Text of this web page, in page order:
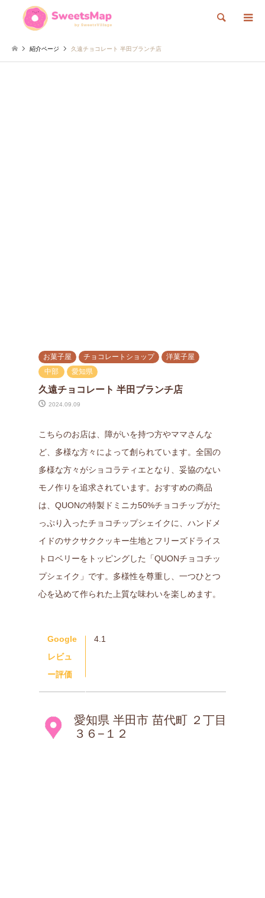
検索
紹介ページ 久遠チョコレート 半田ブランチ店
お菓子屋 チョコレートショップ
洋菓子屋
中部
愛知県
久遠チョコレート 半田ブランチ店
2024.09.09
こちらのお店は、障がいを持つ方やママさんな
ど、多様な方々によって創られています。全国の
多様な方々がショコラティエとなり、妥協のない
モノ作りを追求されています。おすすめの商品
は、QUONの特製ドミニカ50%チョコチップがた
っぷり入ったチョコチップシェイクに、ハンドメ
イドのサクサククッキー生地とフリーズドライス
トロベリーをトッピングした「QUONチョコチッ
プシェイク」です。多様性を尊重し、一つひとつ
心を込めて作られた上質な味わいを楽しめます。
Google
レビュ
ー評価
4.1
愛知県 半田市 苗代町 ２丁目
３６−１２